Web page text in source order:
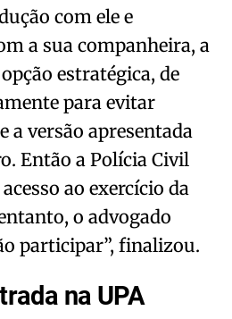
com ele e
a sua companheira, a
estratégica, de
para evitar
a versão apresentada
Então a Polícia Civil
ao exercício da
o advogado
participar”, finalizou.
na UPA